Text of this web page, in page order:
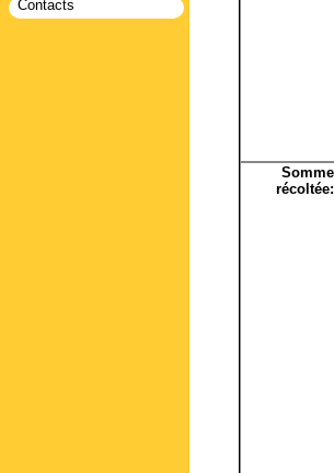
Contacts
Somme
récoltée: